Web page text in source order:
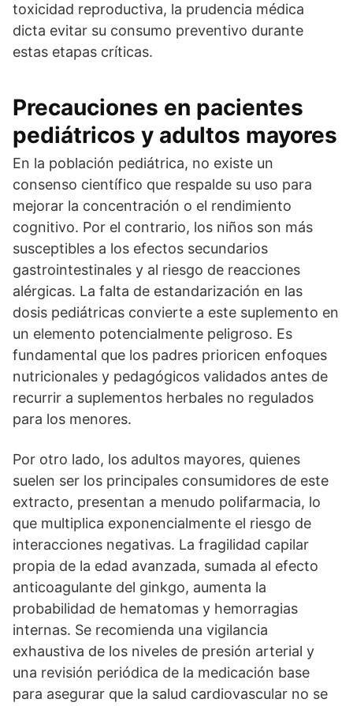
toxicidad reproductiva, la prudencia médica
dicta evitar su consumo preventivo durante
estas etapas críticas.
Precauciones en pacientes
pediátricos y adultos mayores
En la población pediátrica, no existe un
consenso científico que respalde su uso para
mejorar la concentración o el rendimiento
cognitivo. Por el contrario, los niños son más
susceptibles a los efectos secundarios
gastrointestinales y al riesgo de reacciones
alérgicas. La falta de estandarización en las
dosis pediátricas convierte a este suplemento en
un elemento potencialmente peligroso. Es
fundamental que los padres prioricen enfoques
nutricionales y pedagógicos validados antes de
recurrir a suplementos herbales no regulados
para los menores.
Por otro lado, los adultos mayores, quienes
suelen ser los principales consumidores de este
extracto, presentan a menudo polifarmacia, lo
que multiplica exponencialmente el riesgo de
interacciones negativas. La fragilidad capilar
propia de la edad avanzada, sumada al efecto
anticoagulante del ginkgo, aumenta la
probabilidad de hematomas y hemorragias
internas. Se recomienda una vigilancia
exhaustiva de los niveles de presión arterial y
una revisión periódica de la medicación base
para asegurar que la salud cardiovascular no se